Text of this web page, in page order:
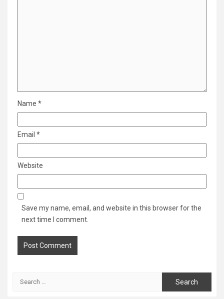
Name *
Email *
Website
Save my name, email, and website in this browser for the
next time I comment.